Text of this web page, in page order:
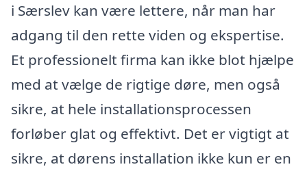
i Særslev kan være lettere, når man har
adgang til den rette viden og ekspertise.
Et professionelt firma kan ikke blot hjælpe
med at vælge de rigtige døre, men også
sikre, at hele installationsprocessen
forløber glat og effektivt. Det er vigtigt at
sikre, at dørens installation ikke kun er en